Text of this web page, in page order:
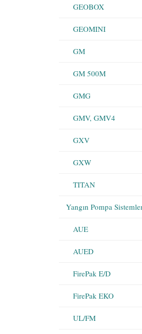
GEOBOX
GEOMINI
GM
GM 500M
GMG
GMV, GMV4
GXV
GXW
TITAN
Yangın Pompa
AUE
AUED
FirePak E/D
FirePak EKO
UL/FM